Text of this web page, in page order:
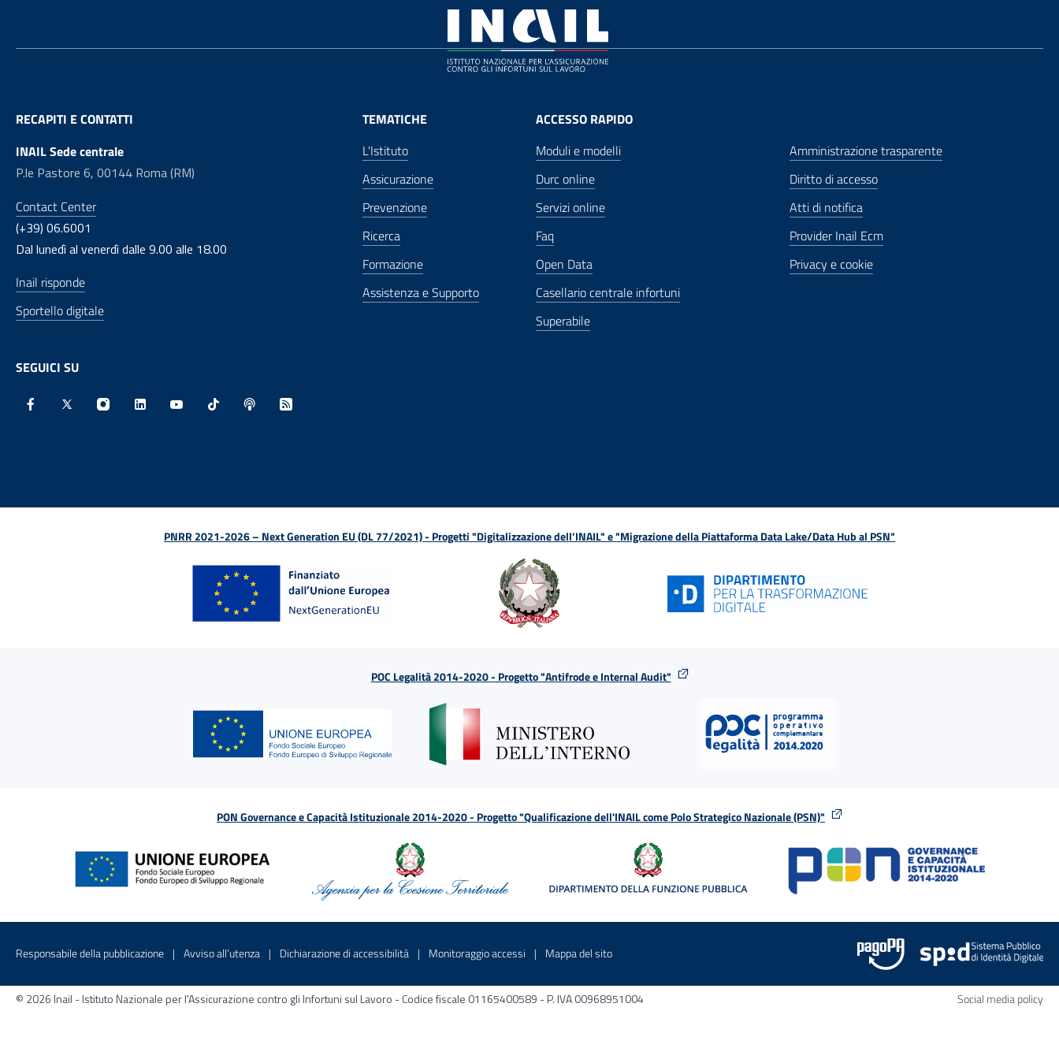
RECAPITI E CONTATTI
INAIL Sede centrale
P.le Pastore 6, 00144 Roma (RM)
Contact Center
(+39) 06.6001
Dal lunedì al venerdì dalle 9.00 alle 18.00
Inail risponde
Sportello digitale
SEGUICI SU
TEMATICHE
L'Istituto
Assicurazione
Prevenzione
Ricerca
Formazione
Assistenza e Supporto
ACCESSO RAPIDO
Moduli e modelli
Durc online
Servizi online
Faq
Open Data
Casellario centrale infortuni
Superabile
Amministrazione trasparente
Diritto di accesso
Atti di notifica
Provider Inail Ecm
Privacy e cookie
PNRR 2021-2026 – Next Generation EU (DL 77/2021) - Progetti "Digitalizzazione dell’INAIL" e "Migrazione della Piattaforma Data Lake/Data Hub al PSN"
POC Legalità 2014-2020 - Progetto "Antifrode e Internal Audit"
PON Governance e Capacità Istituzionale 2014-2020 - Progetto "Qualificazione dell'INAIL come Polo Strategico Nazionale (PSN)"
Menu di servizio
Responsabile della pubblicazione Sito interno - Apre in una nuova finestra
Avviso all’utenza Sito interno - Apre in una nuova finestra
Dichiarazione di accessibilità Sito interno - Apre in una nuova finestra
Monitoraggio accessi Sito interno - Apre in una nuova finestra
Mappa del sitoSito interno - Apre nella stessa finestra
© 2026 Inail - Istituto Nazionale per l'Assicurazione contro gli Infortuni sul Lavoro - Codice fiscale 01165400589 - P. IVA 00968951004 Social media policy